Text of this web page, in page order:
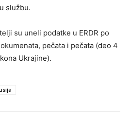
službu.
su uneli podatke u ERDR po
pečata i pečata (deo 4
Ukrajine).